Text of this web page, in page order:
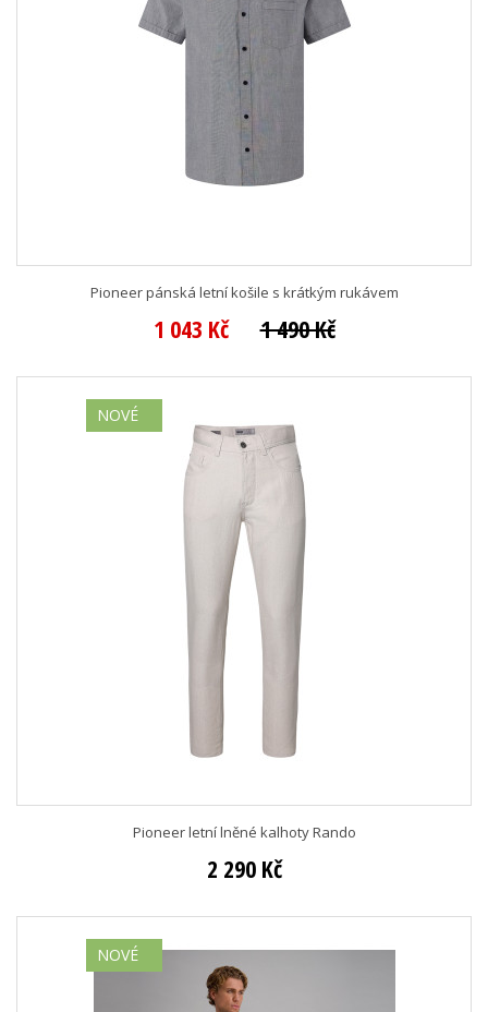
Pioneer pánská letní košile s krátkým rukávem
1 043 Kč 1 490 Kč
NOVÉ
Pioneer letní lněné kalhoty Rando
2 290 Kč
NOVÉ